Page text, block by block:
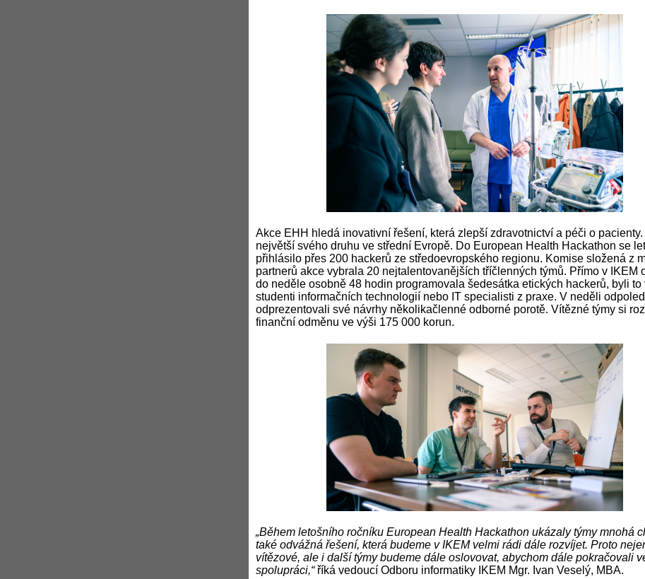
Akce EHH hledá inovativní řešení, která zlepší zdravotnictví a péči o pacienty.
největší svého druhu ve střední Evropě. Do European Health Hackathon se
přihlásilo přes 200 hackerů ze středoevropského regionu. Komise složená z
partnerů akce vybrala 20 nejtalentovanějších tříčlenných týmů. Přímo v IKEM
do neděle osobně 48 hodin programovala šedesátka etických hackerů, byli to
studenti informačních technologií nebo IT specialisti z praxe. V neděli
odprezentovali své návrhy několikačlenné odborné porotě. Vítězné týmy si
finanční odměnu ve výši 175 000 korun.
„Během letošního ročníku European Health Hackathon ukázaly týmy mnohá
také odvážná řešení, která budeme v IKEM velmi rádi dále rozvíjet. Proto
vítězové, ale i další týmy budeme dále oslovovat, abychom dále pokračovali
spolupráci,“říká vedoucí Odboru informatiky IKEM Mgr. Ivan Veselý, MBA.